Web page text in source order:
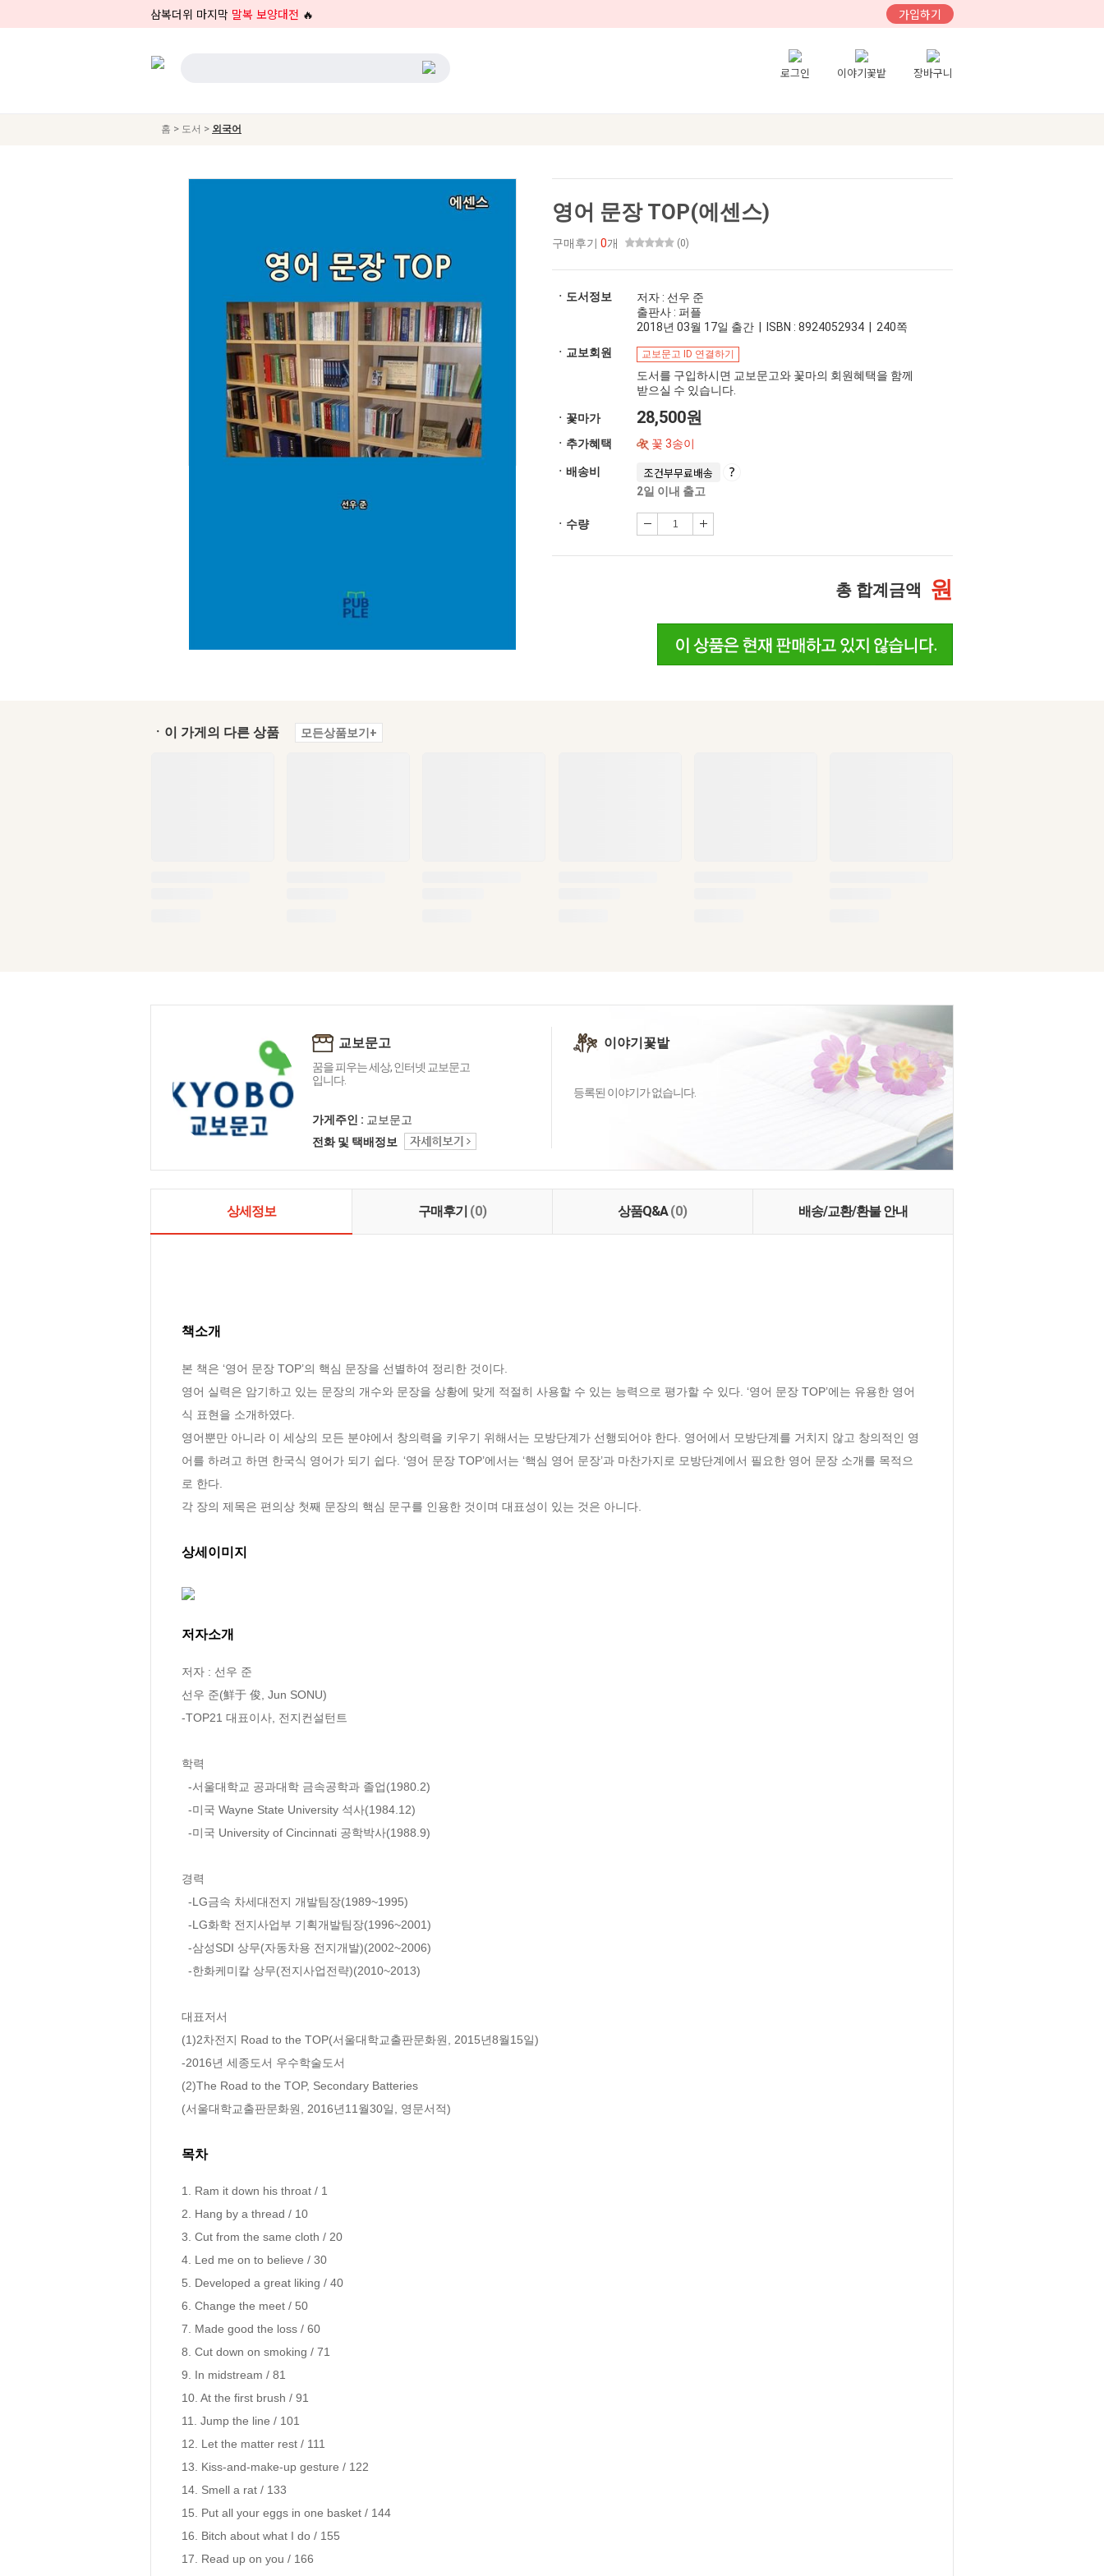
삼복더위 마지막 말복 보양대전 🔥 가입하기
로그인 이야기꽃밭 장바구니
홈 > 도서 > 외국어
영어 문장 TOP(에센스)
구매후기 0개 (0)
ㆍ도서정보
저자 : 선우 준
출판사 : 퍼플
2018년 03월 17일 출간 | ISBN : 8924052934 | 240쪽
ㆍ교보회원
교보문고 ID 연결하기
도서를 구입하시면 교보문고와 꽃마의 회원혜택을 함께
받으실 수 있습니다.
ㆍ꽃마가 28,500원
ㆍ추가혜택 꽃 3송이
ㆍ배송비 조건부무료배송
2일 이내 출고
ㆍ수량
총 합계금액 원
ㆍ이 가게의 다른 상품 모든상품보기+
교보문고
꿈을 피우는 세상, 인터넷 교보문고
입니다.
가게주인 : 교보문고
전화 및 택배정보
이야기꽃밭
등록된 이야기가 없습니다.
상세정보 구매후기 (0) 상품Q&A(0) 배송/교환/환불 안내
책소개
본 책은 ‘영어 문장 TOP’의 핵심 문장을 선별하여 정리한 것이다.
영어 실력은 암기하고 있는 문장의 개수와 문장을 상황에 맞게 적절히 사용할 수 있는 능력으로 평가할 수 있다. ‘영어 문장 TOP’에는 유용한 영어
식 표현을 소개하였다.
영어뿐만 아니라 이 세상의 모든 분야에서 창의력을 키우기 위해서는 모방단계가 선행되어야 한다. 영어에서 모방단계를 거치지 않고 창의적인 영
어를 하려고 하면 한국식 영어가 되기 쉽다. ‘영어 문장 TOP’에서는 ‘핵심 영어 문장’과 마찬가지로 모방단계에서 필요한 영어 문장 소개를 목적으
로 한다.
각 장의 제목은 편의상 첫째 문장의 핵심 문구를 인용한 것이며 대표성이 있는 것은 아니다.
상세이미지
저자소개
저자 : 선우 준
선우 준(鮮于 俊, Jun SONU)
-TOP21 대표이사, 전지컨설턴트
학력
경력
대표저서
(1)2차전지 Road to the TOP(서울대학교출판문화원, 2015년8월15일)
-2016년 세종도서 우수학술도서
(2)The Road to the TOP, Secondary Batteries
(서울대학교출판문화원, 2016년11월30일, 영문서적)
목차
1. Ram it down his throat / 1
2. Hang by a thread / 10
3. Cut from the same cloth / 20
4. Led me on to believe / 30
5. Developed a great liking / 40
6. Change the meet / 50
7. Made good the loss / 60
8. Cut down on smoking / 71
9. In midstream / 81
10. At the first brush / 91
11. Jump the line / 101
12. Let the matter rest / 111
13. Kiss-and-make-up gesture / 122
14. Smell a rat / 133
15. Put all your eggs in one basket / 144
16. Bitch about what I do / 155
17. Read up on you / 166